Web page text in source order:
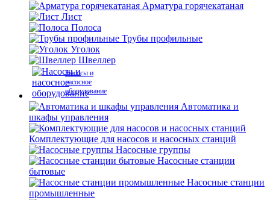
Арматура горячекатаная
Лист
Полоса
Трубы профильные
Уголок
Швеллер
Насосы и
насосное
оборудование
Автоматика и
шкафы управления
Комплектующие для насосов и насосных станций
Насосные группы
Насосные станции
бытовые
Насосные станции
промышленные